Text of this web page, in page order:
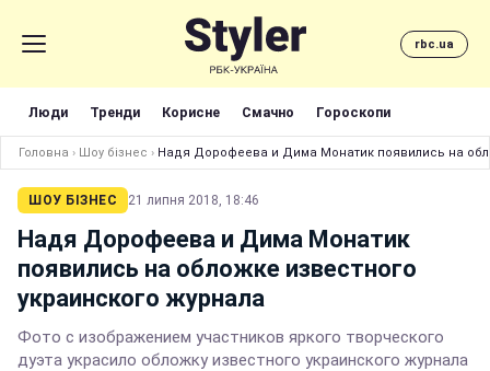
rbc.ua
Люди Тренди Корисне Смачно Гороскопи
Головна › Шоу бізнес › Надя Дорофеева и Дима Монатик появились на
ШОУ БІЗНЕС 21 липня 2018, 18:46
Надя Дорофеева и Дима Монатик
появились на обложке известного
украинского журнала
Фото с изображением участников яркого творческого
дуэта украсило обложку известного украинского журнала